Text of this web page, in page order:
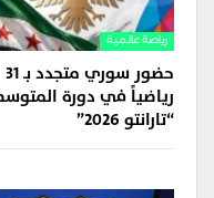
رياضة عالمية
حضور سوري متجدد بـ 31
رياضياً في دورة المتوسط
“تارانتو 2026”